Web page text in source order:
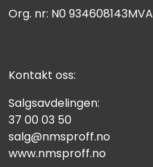
Org. nr: N0 934608143MVA
Kontakt oss:
Salgsavdelingen:
37 00 03 50
salg@nmsproff.no
www.nmsproff.no